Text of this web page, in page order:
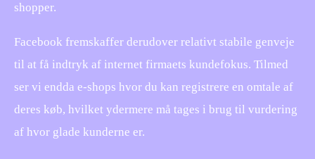
shopper.
Facebook fremskaffer derudover relativt stabile genveje
til at få indtryk af internet firmaets kundefokus. Tilmed
ser vi endda e-shops hvor du kan registrere en omtale af
deres køb, hvilket ydermere må tages i brug til vurdering
af hvor glade kunderne er.